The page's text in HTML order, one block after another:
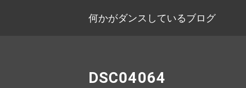
何かがダンスしているブログ
DSC04064